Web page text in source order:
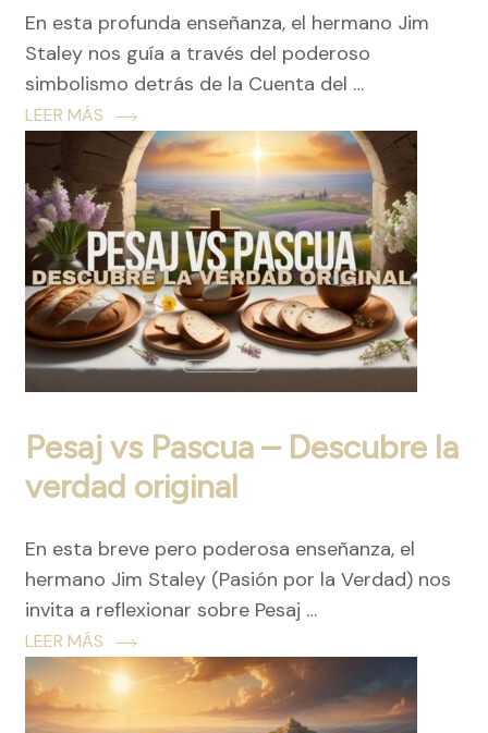
En esta profunda enseñanza, el hermano Jim
Staley nos guía a través del poderoso
simbolismo detrás de la Cuenta del …
LEER MÁS
Pesaj vs Pascua – Descubre la
verdad original
En esta breve pero poderosa enseñanza, el
hermano Jim Staley (Pasión por la Verdad) nos
invita a reflexionar sobre Pesaj …
LEER MÁS